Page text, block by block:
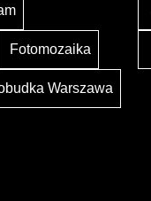
Fotomozaika
Warszawa